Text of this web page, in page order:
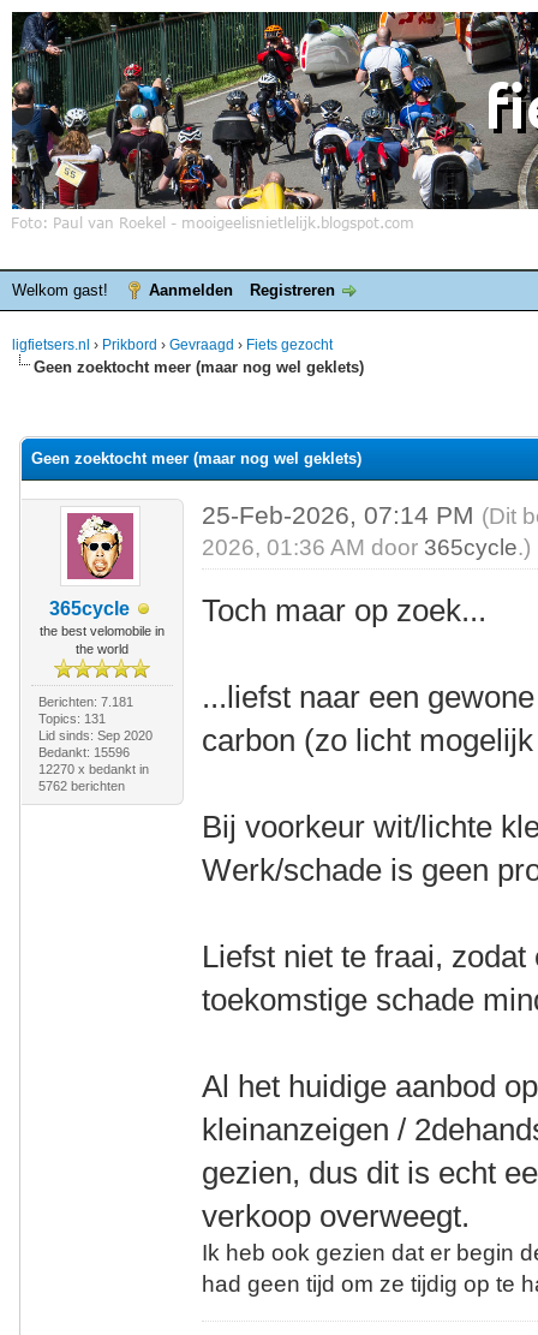
Welkom gast! Aanmelden Registreren
ligfietsers.nl › Prikbord › Gevraagd › Fiets gezocht
Geen zoektocht meer (maar nog wel geklets)
Geen zoektocht meer (maar nog wel geklets)
365cycle
the best velomobile in
the world
Berichten: 7.181
Topics: 131
Lid sinds: Sep 2020
Bedankt: 15596
12270 x bedankt in
5762 berichten
25-Feb-2026, 07:14 PM (Dit
2026, 01:36 AM door 365cycle.)
Toch maar op zoek...
...liefst naar een
carbon (zo licht
Bij voorkeur wit/lichte
Werk/schade is geen
Liefst niet te fraai, zodat
toekomstige schade
Al het huidige aanbod
kleinanzeigen /
gezien, dus dit is echt
verkoop overweegt.
Ik heb ook gezien dat er begin
had geen tijd om ze tijdig op te